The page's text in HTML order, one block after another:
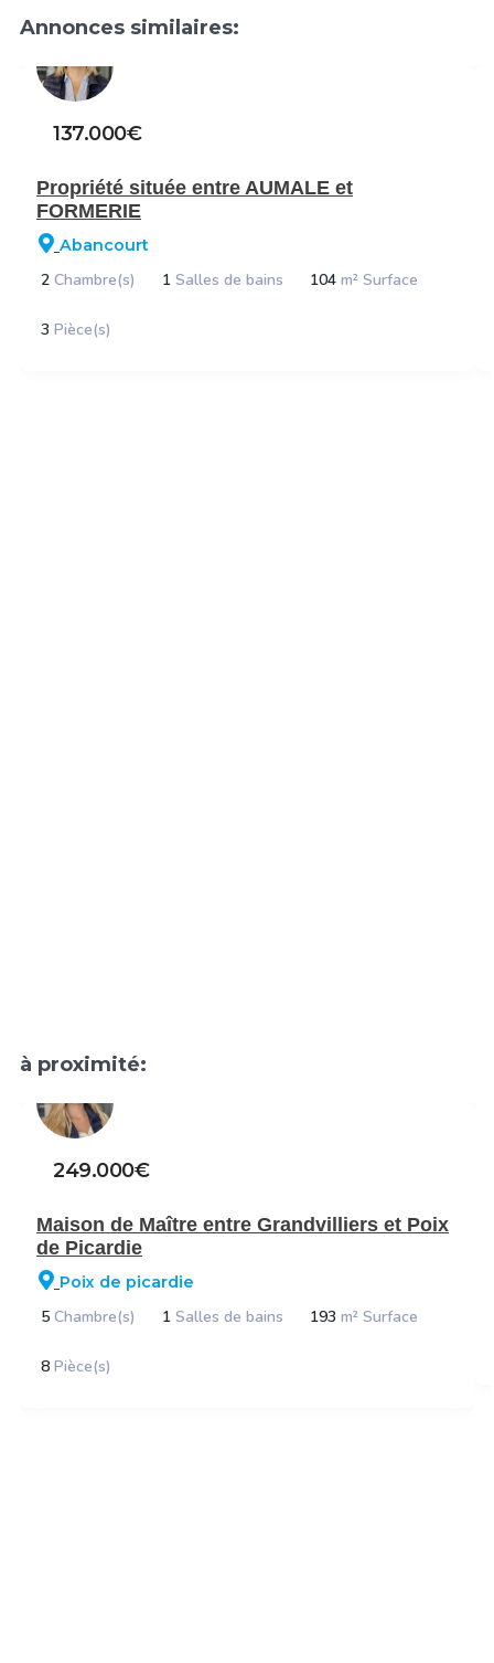
Annonces similaires:
137.000€
Propriété située entre AUMALE et
FORMERIE
Abancourt
2 Chambre(s) 1 Salles de bains 104 m² Surface
3 Pièce(s)
à proximité:
249.000€
Maison de Maître entre Grandvilliers et Poix
de Picardie
Poix de picardie
5 Chambre(s) 1 Salles de bains 193 m² Surface
8 Pièce(s)